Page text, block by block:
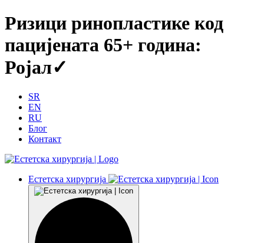
Ризици ринопластике код
пацијената 65+ година:
Ројал✓
SR
EN
RU
Блог
Контакт
Естетска хирургија